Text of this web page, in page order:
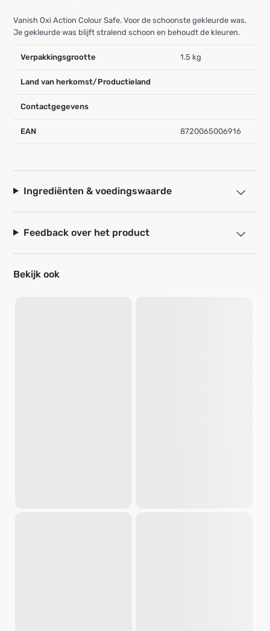
Vanish Oxi Action Colour Safe. Voor de schoonste gekleurde was.
Je gekleurde was blijft stralend schoon en behoudt de kleuren.
Verpakkingsgrootte 1.5 kg
Land van herkomst/Productieland
Contactgegevens
EAN 8720065006916
Ingrediënten & voedingswaarde
Feedback over het product
Bekijk ook